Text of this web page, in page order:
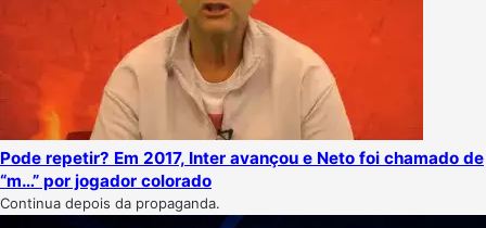
Pode repetir? Em 2017, Inter avançou e Neto foi chamado de
“m…” por jogador colorado
Continua depois da propaganda.